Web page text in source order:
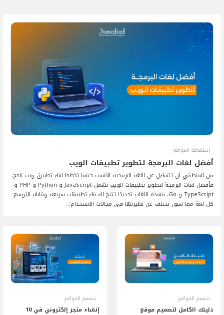
إستضافة المواقع
أفضل لغات البرمجة لتطوير تطبيقات الويب
من المنطقي أن تتساءل عن اللغة البرمجية الأنسب حينما تخطط لبناء تطبيق ويب ناجح،
فأفضل لغات البرمجة لتطوير تطبيقات الويب تشمل JavaScript و Python و PHP و
TypeScript و Go، فهذه اللغات تحديدًا تتيح لك بناء تطبيقات سريعة وقابلة للتوسع.
كل لغة مما سبق تختلف عن نظيرتها في مجالات الاستخدام؛..
تصميم المواقع
دليلك الكامل لتصميم موقع
تصميم المواقع
إنشاء متجر إلكتروني في 10